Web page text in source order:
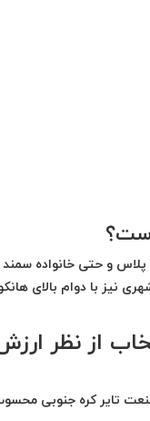
مانند دنا پلاس، تارا، شاهین،
نیز با دوام بالای
از نظر